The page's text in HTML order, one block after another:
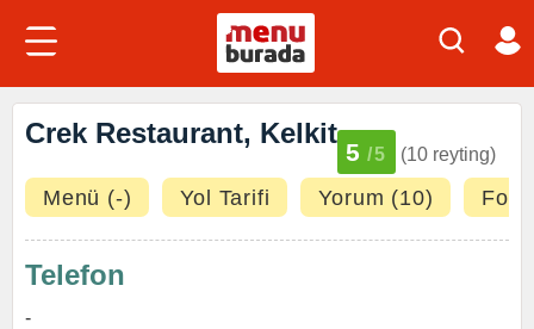
Crek Restaurant, Kelkit
5 /5 (10 reyting)
Menü (-) Yol Tarifi Yorum (10)
Telefon
-